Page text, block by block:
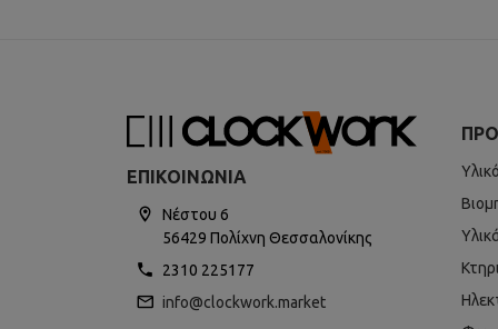
ΕΠΙΚΟΙΝΩΝΊΑ
Νέστου 6
56429 Πολίχνη Θεσσαλονίκης
2310 225177
info@clockwork.market